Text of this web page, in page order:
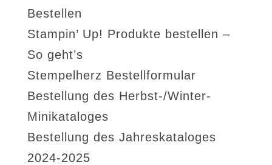
Bestellen
Stampin’ Up! Produkte bestellen –
So geht’s
Stempelherz Bestellformular
Bestellung des Herbst-/Winter-
Minikataloges
Bestellung des Jahreskataloges
2024-2025